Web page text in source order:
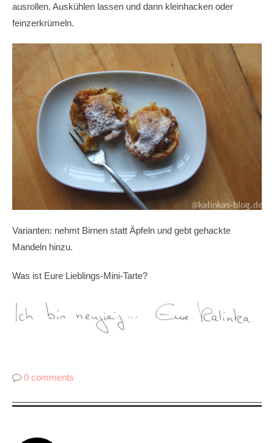
ausrollen. Auskühlen lassen und dann kleinhacken oder
feinzerkrümeln.
Varianten: nehmt Birnen statt Äpfeln und gebt gehackte
Mandeln hinzu.
Was ist Eure Lieblings-Mini-Tarte?
0 comments